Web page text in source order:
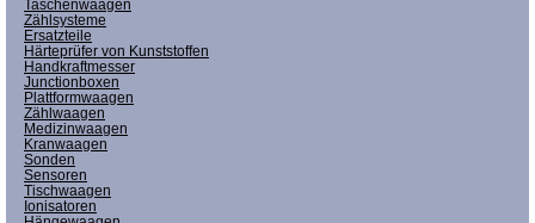
Taschenwaagen
Zählsysteme
Ersatzteile
Härteprüfer von Kunststoffen
Handkraftmesser
Junctionboxen
Plattformwaagen
Zählwaagen
Medizinwaagen
Kranwaagen
Sonden
Sensoren
Tischwaagen
Ionisatoren